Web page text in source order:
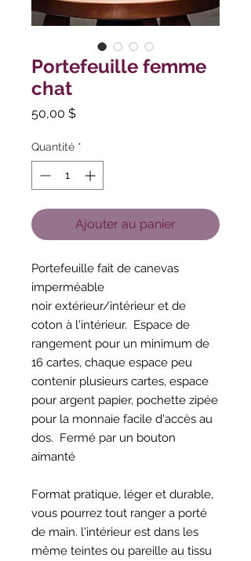
Portefeuille femme
chat
50,00 $Prix
Quantité *
Ajouter au panier
Portefeuille fait de canevas
imperméable
noir extérieur/intérieur et de
coton à l'intérieur. Espace de
rangement pour un minimum de
16 cartes, chaque espace peu
contenir plusieurs cartes, espace
pour argent papier, pochette zipée
pour la monnaie facile d'accès au
dos. Fermé par un bouton
aimanté
Format pratique, léger et durable,
vous pourrez tout ranger a porté
de main. l'intérieur est dans les
même teintes ou pareille au tissu